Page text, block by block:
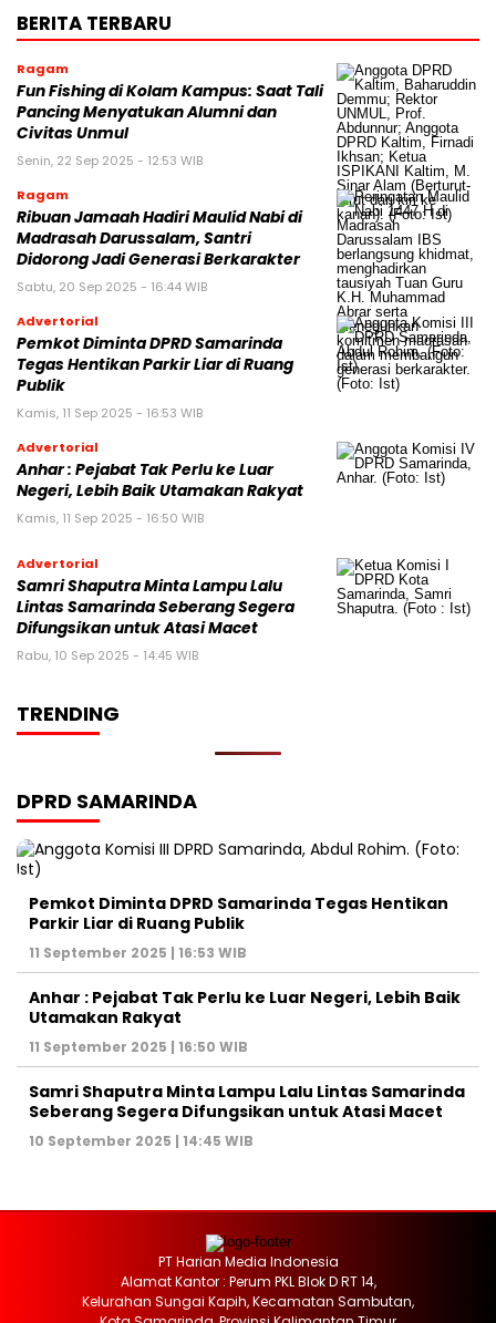
BERITA TERBARU
Ragam
Fun Fishing di Kolam Kampus: Saat Tali
Pancing Menyatukan Alumni dan
Civitas Unmul
Senin, 22 Sep 2025 - 12:53 WIB
Ragam
Ribuan Jamaah Hadiri Maulid Nabi di
Madrasah Darussalam, Santri
Didorong Jadi Generasi Berkarakter
Sabtu, 20 Sep 2025 - 16:44 WIB
Advertorial
Pemkot Diminta DPRD Samarinda
Tegas Hentikan Parkir Liar di Ruang
Publik
Kamis, 11 Sep 2025 - 16:53 WIB
Advertorial
Anhar : Pejabat Tak Perlu ke Luar
Negeri, Lebih Baik Utamakan Rakyat
Kamis, 11 Sep 2025 - 16:50 WIB
Advertorial
Samri Shaputra Minta Lampu Lalu
Lintas Samarinda Seberang Segera
Difungsikan untuk Atasi Macet
Rabu, 10 Sep 2025 - 14:45 WIB
TRENDING
DPRD SAMARINDA
Pemkot Diminta DPRD Samarinda Tegas Hentikan
Parkir Liar di Ruang Publik
11 September 2025 | 16:53 WIB
Anhar : Pejabat Tak Perlu ke Luar Negeri, Lebih Baik
Utamakan Rakyat
11 September 2025 | 16:50 WIB
Samri Shaputra Minta Lampu Lalu Lintas Samarinda
Seberang Segera Difungsikan untuk Atasi Macet
10 September 2025 | 14:45 WIB
PT Harian Media Indonesia
Alamat Kantor : Perum PKL Blok D RT 14,
Kelurahan Sungai Kapih, Kecamatan Sambutan,